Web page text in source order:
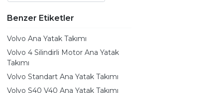
Benzer Etiketler
Volvo Ana Yatak Takımı
Volvo 4 Silindirli Motor Ana Yatak
Takımı
Volvo Standart Ana Yatak Takımı
Volvo S40 V40 Ana Yatak Takımı